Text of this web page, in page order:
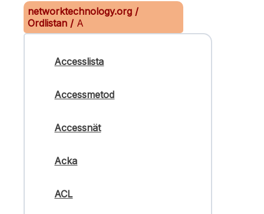
networktechnology.org /
Ordlistan / A
Accesslista
Accessmetod
Accessnät
Acka
ACL